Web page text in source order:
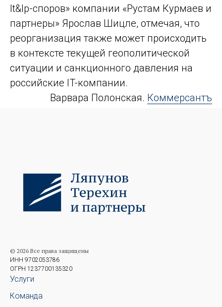
It&Ip-споров» компании «Рустам Курмаев и
партнеры» Ярослав Шицле, отмечая, что
реорганизация также может происходить
в контексте текущей геополитической
ситуации и санкционного давления на
российские IT-компании.
Варвара Полонская. Коммерсантъ
© 2026 Все права защищены
ИНН 9702053786
ОГРН 1237700135320
Услуги
Команда